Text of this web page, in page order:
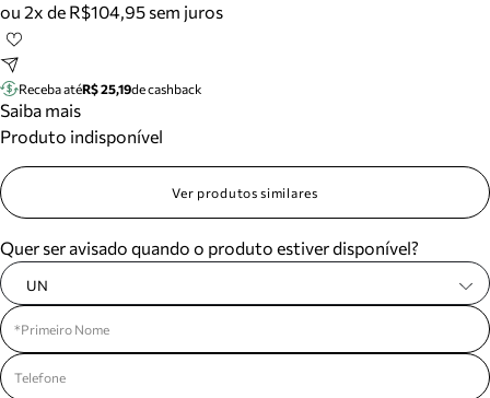
Mule
Tire dúvidas sobre pedidos, devoluções e mais.
Meus pedidos
Acompanhe seus pedidos e solicite devoluções.
ou 2x de R$104,95 sem juros
Receba atéR$ 25,19de cashback
Saiba mais
Produto indisponível
Ver produtos similares
Quer ser avisado quando o produto estiver disponível?
UN